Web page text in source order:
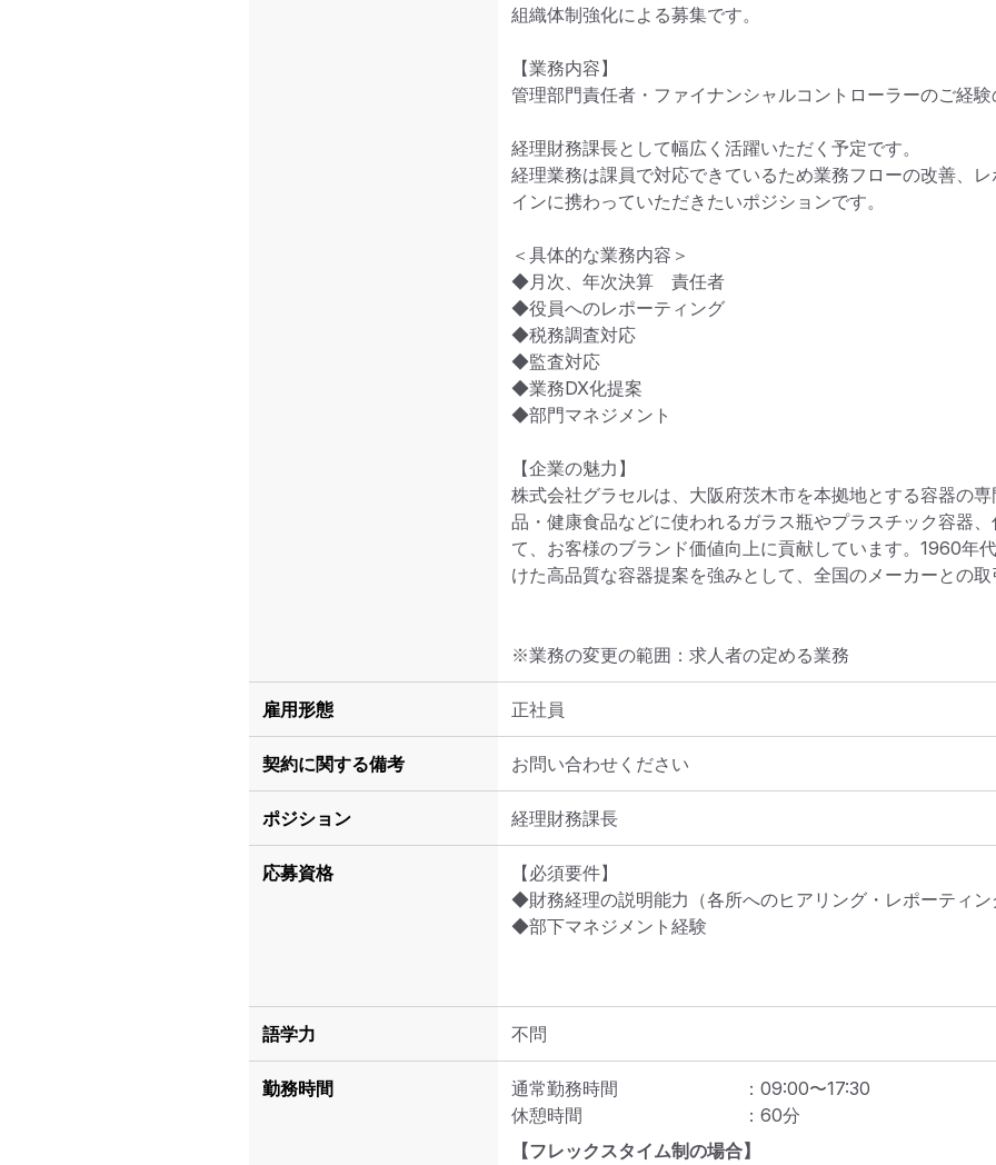
組織体制強化による募集です。
【業務内容】
管理部門責任者・ファイナンシャルコントローラーのご経験
経理財務課長として幅広く活躍いただく予定です。
経理業務は課員で対応できているため業務フローの改善、
インに携わっていただきたいポジションです。
＜具体的な業務内容＞
◆月次、年次決算　責任者
◆役員へのレポーティング
◆税務調査対応
◆監査対応
◆業務DX化提案
◆部門マネジメント
【企業の魅力】
株式会社グラセルは、大阪府茨木市を本拠地とする容器の
品・健康食品などに使われるガラス瓶やプラスチック容器
て、お客様のブランド価値向上に貢献しています。1960年
けた高品質な容器提案を強みとして、全国のメーカーとの取
※業務の変更の範囲：求人者の定める業務
雇用形態 正社員
契約に関する備考 お問い合わせください
ポジション 経理財務課長
応募資格
【必須要件】
◆財務経理の説明能力（各所へのヒアリング・レポーティン
◆部下マネジメント経験
語学力 不問
勤務時間 通常勤務時間 ： 09:00〜17:30
休憩時間
： 60分
【フレックスタイム制の場合】